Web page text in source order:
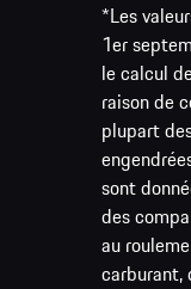
*Les
1er
le calcul
raison de
plupart
sont
des
au
carburant,